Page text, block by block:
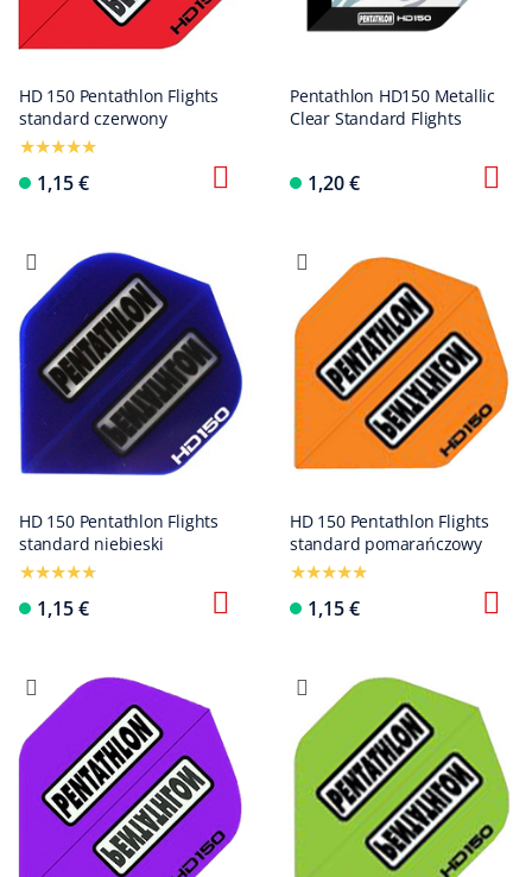
HD 150 Pentathlon Flights
standard czerwony
1,15 €
Pentathlon HD150 Metallic
Clear Standard Flights
1,20 €
HD 150 Pentathlon Flights
standard niebieski
1,15 €
HD 150 Pentathlon Flights
standard pomarańczowy
1,15 €